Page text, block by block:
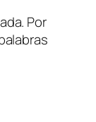
Por